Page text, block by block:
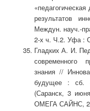
результатов
Междун. науч.-
2-х ч. Ч.2. Уфа :
Гладких А. И.
современного
знания //
будущее : сб.
(Саранск, 3
ОМЕГА САЙНС,